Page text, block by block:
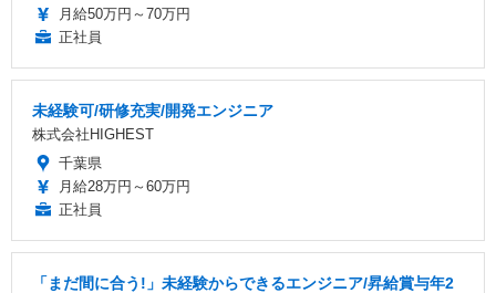
月給50万円～70万円
正社員
未経験可/研修充実/開発エンジニア
株式会社HIGHEST
千葉県
月給28万円～60万円
正社員
「まだ間に合う!」未経験からできるエンジニア/昇給賞与年2